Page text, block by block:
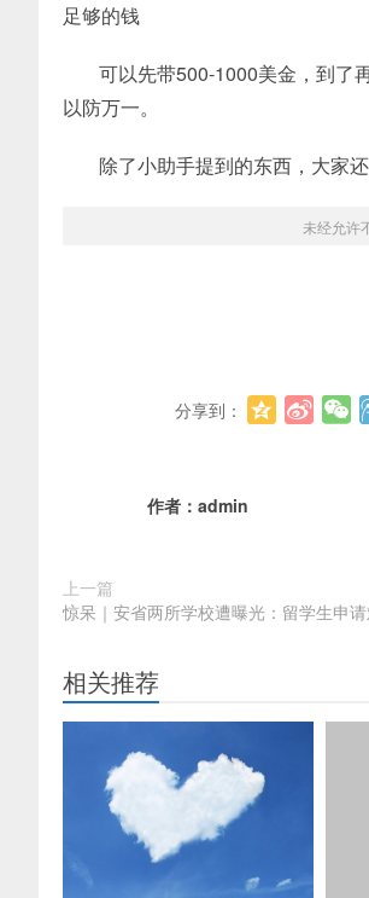
足够的钱
可以先带500-1000美金，到了
以防万一。
除了小助手提到的东西，大家
未经允许
分享到：
作者： admin
上一篇
惊呆｜安省两所学校遭曝光：留学生申
相关推荐